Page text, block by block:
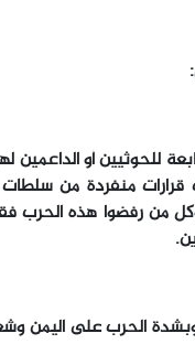
أو الداعمين
منفردة من
وكل من رفضوا هذه
الحرب على اليمن